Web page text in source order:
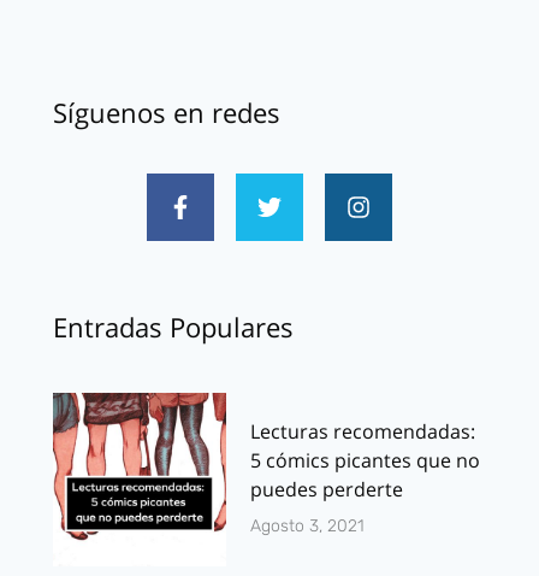
Síguenos en redes
Entradas Populares
Lecturas recomendadas:
5 cómics picantes que no
puedes perderte
Agosto 3, 2021